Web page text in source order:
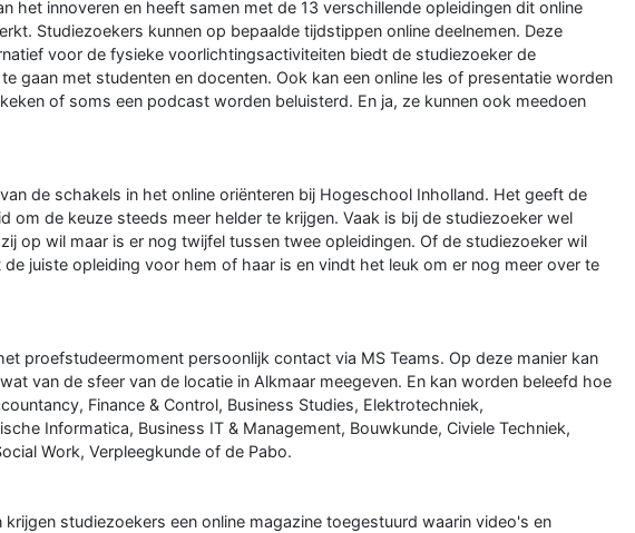
het innoveren en heeft samen met de 13 verschillende opleidingen dit online
Studiezoekers kunnen op bepaalde tijdstippen online deelnemen. Deze
voor de fysieke voorlichtingsactiviteiten biedt de studiezoeker de
gaan met studenten en docenten. Ook kan een online les of presentatie worden
of soms een podcast worden beluisterd. En ja, ze kunnen ook meedoen
de schakels in het online oriënteren bij Hogeschool Inholland. Het geeft de
om de keuze steeds meer helder te krijgen. Vaak is bij de studiezoeker wel
op wil maar is er nog twijfel tussen twee opleidingen. Of de studiezoeker wil
juiste opleiding voor hem of haar is en vindt het leuk om er nog meer over te
proefstudeermoment persoonlijk contact via MS Teams. Op deze manier kan
van de sfeer van de locatie in Alkmaar meegeven. En kan worden beleefd hoe
Finance & Control, Business Studies, Elektrotechniek,
Informatica, Business IT & Management, Bouwkunde, Civiele Techniek,
Work, Verpleegkunde of de Pabo.
krijgen studiezoekers een online magazine toegestuurd waarin video's en